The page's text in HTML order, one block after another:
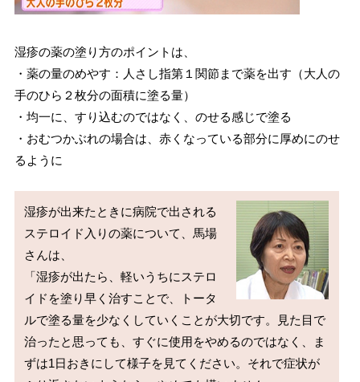
湿疹の薬の塗り方のポイントは、
・薬の量のめやす：人さし指第１関節まで薬を出す（大人の
手のひら２枚分の面積に塗る量）
・均一に、すり込むのではなく、のせる感じで塗る
・おむつかぶれの場合は、赤くなっている部分に厚めにのせ
るように
湿疹が出来たときに病院で出される
ステロイド入りの薬について、馬場
さんは、
「湿疹が出たら、軽いうちにステロ
イドを塗り早く治すことで、トータ
ルで塗る量を少なくしていくことが大切です。見た目で
治ったと思っても、すぐに使用をやめるのではなく、ま
ずは1日おきにして様子を見てください。それで症状が